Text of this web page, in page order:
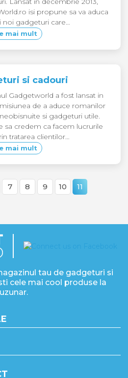
isi propune sa va aduca
noi gadgeturi care…
mai mult
si cadouri
Gadgetworld a fost lansat in
de a aduce romanilor
si gadgeturi utile.
sa credem ca facem lucrurile
tratarea clientilor…
mai mult
7 8 9 10 11
tau de gadgeturi si
cele mai cool produse la